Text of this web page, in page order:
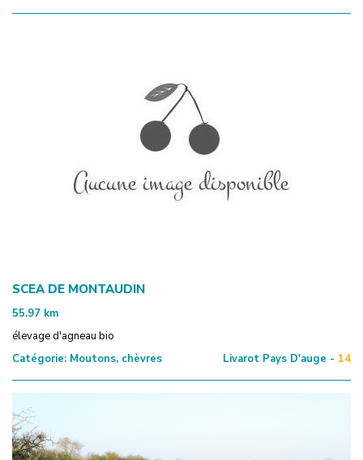
SCEA DE MONTAUDIN
55.97 km
élevage d'agneau bio
Catégorie: Moutons, chèvres Livarot Pays D'auge - 14